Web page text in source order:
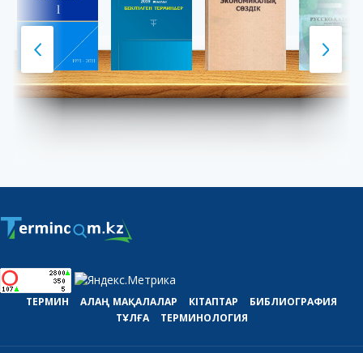
ТЕРМИН АЛАҢ МАҚАЛАЛАР КІТАПТАР
БИБЛИОГРАФИЯ
ТҰЛҒА
ТЕРМИНОЛОГИЯ